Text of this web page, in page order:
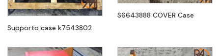
Supporto case k7543802
S6643888 COVER Case